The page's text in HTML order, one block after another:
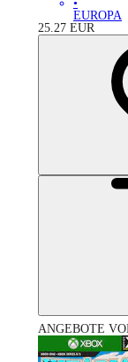
•
EUROPA
25.27 EUR
ANGEBOTE